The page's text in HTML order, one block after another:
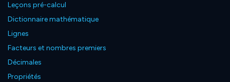
Leçons pré-calcul
Dictionnaire mathématique
Lignes
Facteurs et nombres premiers
Décimales
Propriétés